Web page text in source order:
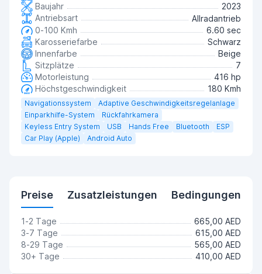
Baujahr
2023
Antriebsart
Allradantrieb
0-100 Kmh
6.60 sec
Karosseriefarbe
Schwarz
Innenfarbe
Beige
Sitzplätze
7
Motorleistung
416 hp
Höchstgeschwindigkeit
180 Kmh
Navigationssystem
Adaptive Geschwindigkeitsregelanlage
Einparkhilfe-System
Rückfahrkamera
Keyless Entry System
USB Hands Free Bluetooth
ESP
Car Play (Apple)
Android Auto
Preise Zusatzleistungen Bedingungen
1-2 Tage
665,00 AED
3-7 Tage
615,00 AED
8-29 Tage
565,00 AED
30+ Tage
410,00 AED